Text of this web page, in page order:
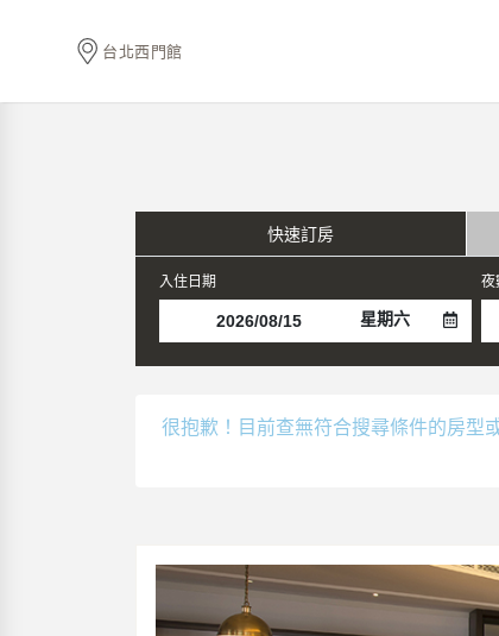
台北西門館
快速訂房
入住日期
星期六
夜
很抱歉！目前查無符合搜尋條件的房型